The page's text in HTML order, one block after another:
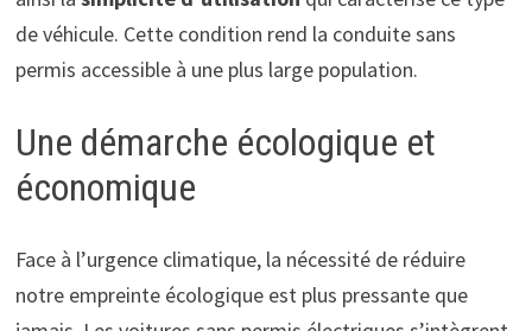
de véhicule. Cette condition rend la conduite sans
permis accessible à une plus large population.
Une démarche écologique et
économique
Face à l’urgence climatique, la nécessité de réduire
notre empreinte écologique est plus pressante que